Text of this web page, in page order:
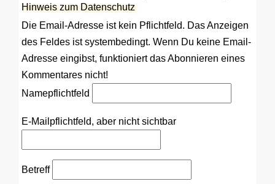
Hinweis zum Datenschutz
Die Email-Adresse ist kein Pflichtfeld. Das Anzeigen
des Feldes ist systembedingt. Wenn Du keine Email-
Adresse eingibst, funktioniert das Abonnieren eines
Kommentares nicht!
Namepflichtfeld
E-Mail pflichtfeld, aber nicht sichtbar
Betreff